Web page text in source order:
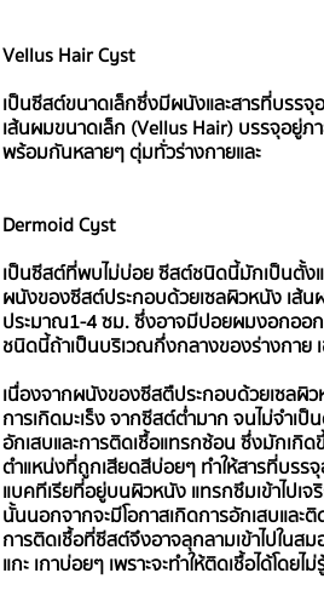
Vellus Hair Cyst
เป็นซีสต์ขนาดเล็กซึ่งมีผนังและสารที่บรร
เส้นผมขนาดเล็ก (Vellus Hair) บรรจุอยู่
พร้อมกันหลายๆ ตุ่มทั่วร่างกายและ
Dermoid Cyst
เป็นซีสต์ที่พบไม่บ่อย ซีสต์ชนิดนี้มักเป็นตั้ง
ผนังของซีสต์ประกอบด้วยเซลผิวหนัง เส้
ประมาณ1-4 ซม. ซึ่งอาจมีปอยผมงอกออ
ชนิดนี้ถ้าเป็นบริเวณกึ่งกลางของร่างกาย
เนื่องจากผนังของซีสตืประกอบด้วยเซลผิ
การเกิดมะเร็ง จากซีสต์ต่ำมาก จนไม่จำ
อักเสบและการติดเชื้อแทรกซ้อน ซึ่งมักเ
ตำแหน่งที่ถูกเสียดสีบ่อยๆ ทำให้สารที่บรร
แบคทีเรียที่อยู่บนผิวหนัง แทรกซึมเข้าไปเ
นั้นนอกจากจะมีโอกาสเกิดการอักเสบแล
การติดเชื้อที่ซีสต์จึงอาจลุกลามเข้าไปในส
แกะ เกาบ่อยๆ เพราะจะทำให้ติดเชื้อได้โดยไ